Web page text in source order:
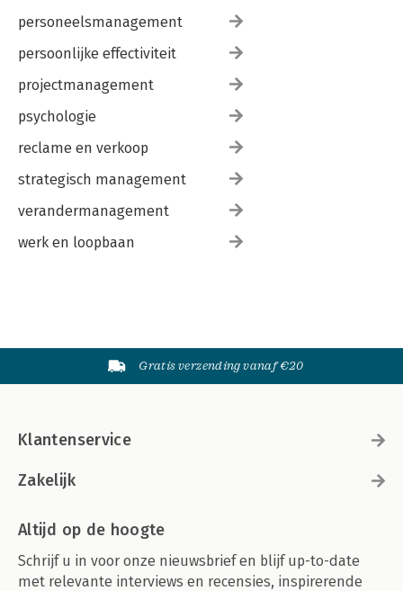
personeelsmanagement
persoonlijke effectiviteit
projectmanagement
psychologie
reclame en verkoop
strategisch management
verandermanagement
werk en loopbaan
Gratis verzending vanaf €20
Klantenservice
Zakelijk
Altijd op de hoogte
Schrijf u in voor onze nieuwsbrief en blijf up-to-date
met relevante interviews en recensies, inspirerende